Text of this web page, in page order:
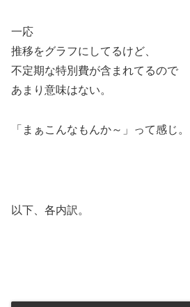
一応
推移をグラフにしてるけど、
不定期な特別費が含まれてるので
あまり意味はない。
「まぁこんなもんか～」って感じ。
以下、各内訳。